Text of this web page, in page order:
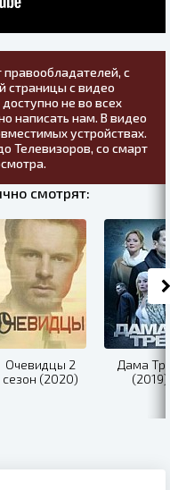
с
страницы с видео
не во всех
написать нам. В видео
устройствах.
Телевизоров, со смарт
смотрят:
Очевидцы 2
сезон (2020)
Дама
(2019)